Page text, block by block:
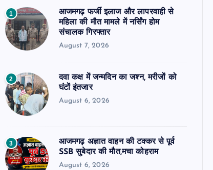
1
आजमगढ़ फर्जी इलाज और लापरवाही से
महिला की मौत मामले में नर्सिंग होम
संचालक गिरफ्तार
August 7, 2026
2
दवा कक्ष में जन्मदिन का जश्न, मरीजों को
घंटों इंतजार
August 6, 2026
3
आजमगढ़ अज्ञात वाहन की टक्कर से पूर्व
SSB सुबेदार की मौत,मचा कोहराम
August 6, 2026